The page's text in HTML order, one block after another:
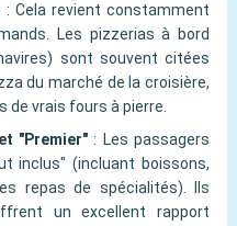
: Cela revient constamment
Les pizzerias à bord
sont souvent citées
du marché de la croisière,
de vrais fours à pierre.
"Premier" : Les passagers
inclus" (incluant boissons,
repas de spécialités). Ils
un excellent rapport